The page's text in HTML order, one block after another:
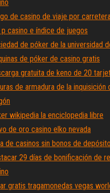
de casino de viaje por
p casino e índice de juegos
de póker de la universidad
de póker de casino gratis
gratuita de keno de 20
de armadura de la inquisición
wikipedia la enciclopedia libre
de oro casino elko nevada
de casinos sin bonos de depósito
29 días de bonificación de
gratis tragamonedas vegas